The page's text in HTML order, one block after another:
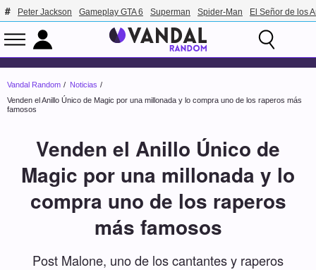
Peter Jackson Gameplay GTA 6 Superman Spider-Man El Señor de los
Vandal Random
Noticias
Venden el Anillo Único de Magic por una millonada y lo compra uno de los raperos más
famosos
Venden el Anillo Único de
Magic por una millonada y lo
compra uno de los raperos
más famosos
Post Malone, uno de los cantantes y raperos